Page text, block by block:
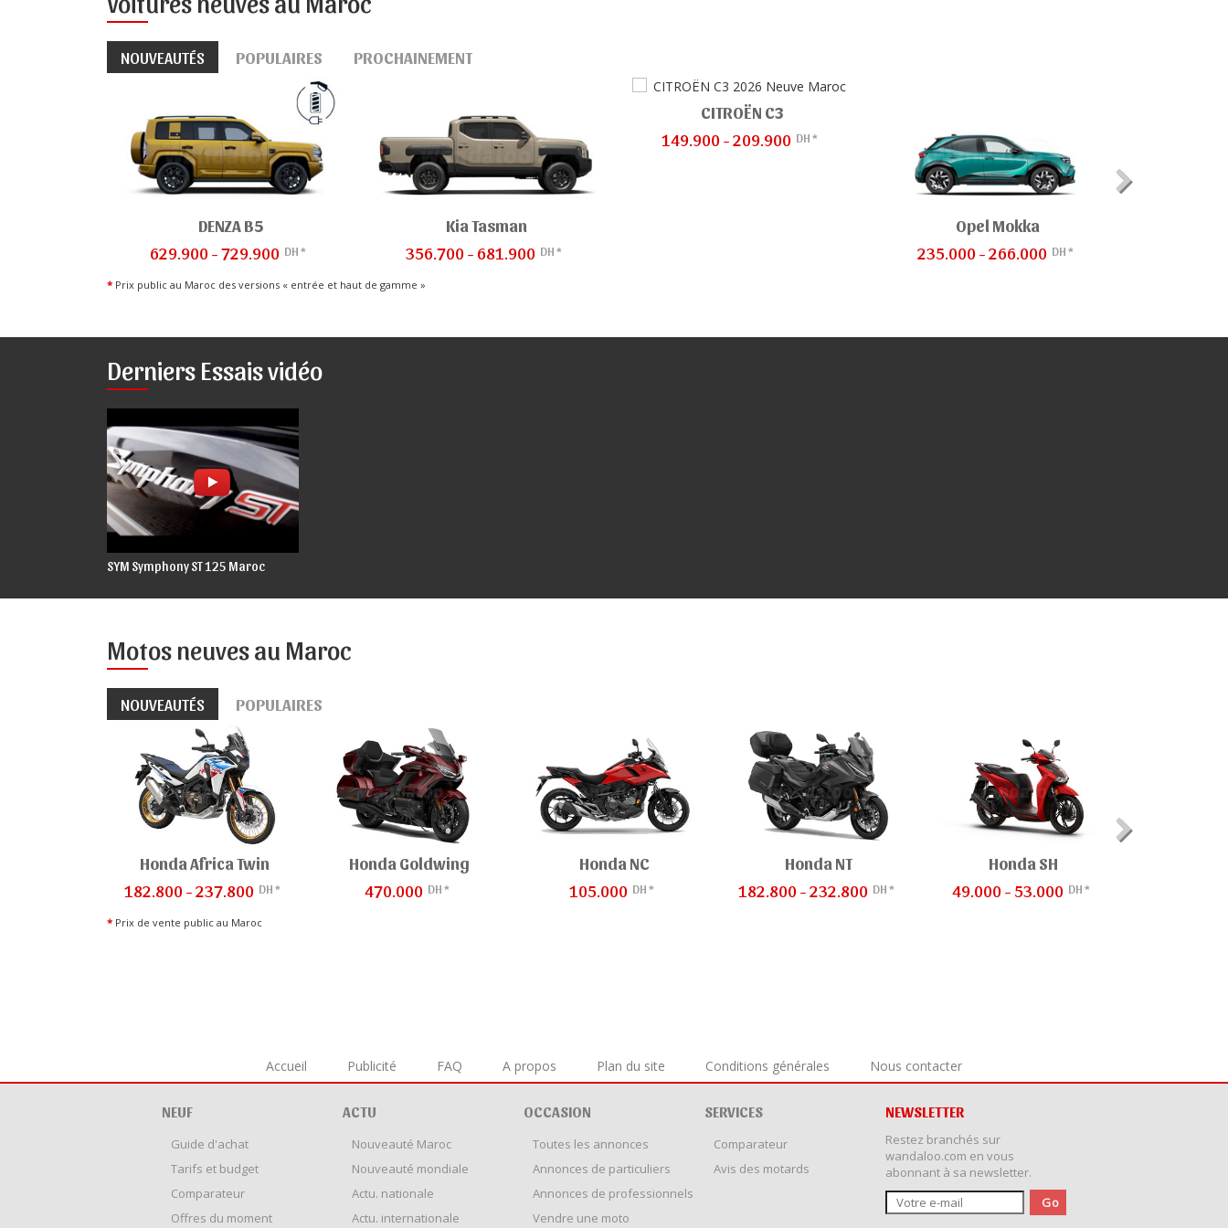
NOUVEAUTÉS POPULAIRES PROCHAINEMENT
DENZA B5
629.900 - 729.900 DH *
Kia Tasman
356.700 - 681.900 DH *
CITROËN C3
149.900 - 209.900 DH *
Opel Mokka
235.000 - 266.000 DH *
* Prix public au Maroc des versions « entrée et haut de gamme »
Derniers Essais vidéo
SYM Symphony ST 125 Maroc
Motos neuves au Maroc
NOUVEAUTÉS POPULAIRES
Honda Africa Twin
182.800 - 237.800 DH *
Honda Goldwing
470.000 DH *
Honda NC
105.000 DH *
Honda NT
182.800 - 232.800 DH *
Honda SH
49.000 - 53.000 DH *
* Prix de vente public au Maroc
Accueil Publicité FAQ A propos Plan du site Conditions générales Nous contacter
NEUF
Guide d'achat
Tarifs et budget
Comparateur
Offres du moment
ACTU
Nouveauté Maroc
Nouveauté mondiale
Actu. nationale
Actu. internationale
OCCASION
Toutes les annonces
Annonces de particuliers
Annonces de professionnels
Vendre une moto
SERVICES
Comparateur
Avis des motards
NEWSLETTER
Restez branchés sur
wandaloo.com en vous
abonnant à sa newsletter.